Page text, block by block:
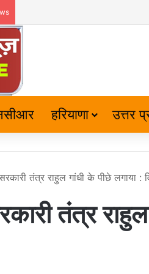
हरियाणा उत्तर
तंत्र राहुल गांधी के पीछे लगाया :
तंत्र